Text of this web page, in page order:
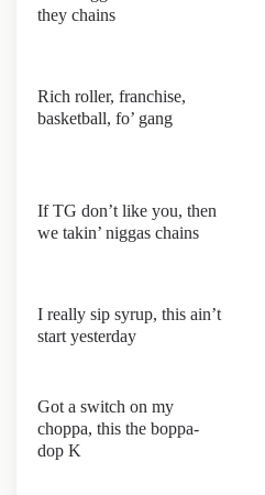
they chains
Rich roller, franchise,
basketball, fo’ gang
If TG don’t like you, then
we takin’ niggas chains
I really sip syrup, this ain’t
start yesterday
Got a switch on my
choppa, this the boppa-
dop K